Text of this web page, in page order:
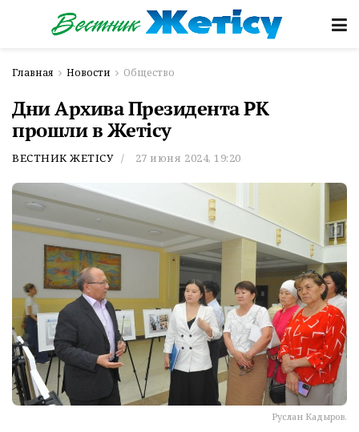
Главная Новости Общество
Дни Архива Президента РК
прошли в Жетісу
ВЕСТНИК ЖЕТІСУ 27 июня 2024, 19:20
Руслан Кадыров.